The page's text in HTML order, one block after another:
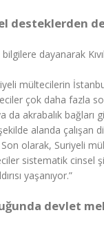
desteklerden
dayanarak
mültecilerin
çok daha fazla
da akrabalık
alanda çalışan
olarak, Suriyeli
sistematik
yaşanıyor.”
devlet